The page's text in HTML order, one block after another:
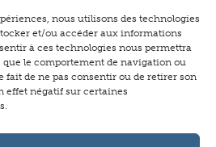
nous utilisons des technologies
et/ou accéder aux informations
à ces technologies nous permettra
que le comportement de navigation ou
fait de ne pas consentir ou de retirer son
effet négatif sur certaines